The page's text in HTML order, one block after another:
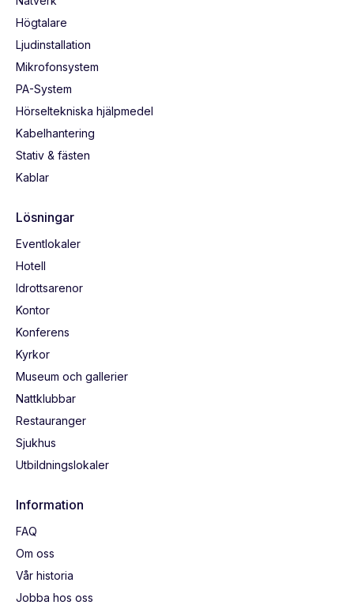
Högtalare
Ljudinstallation
Mikrofonsystem
PA-System
Hörseltekniska hjälpmedel
Kabelhantering
Stativ & fästen
Kablar
Lösningar
Eventlokaler
Hotell
Idrottsarenor
Kontor
Konferens
Kyrkor
Museum och gallerier
Nattklubbar
Restauranger
Sjukhus
Utbildningslokaler
Information
FAQ
Om oss
Vår historia
Jobba hos oss